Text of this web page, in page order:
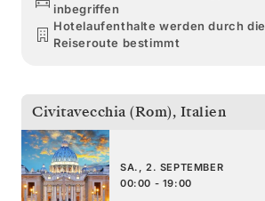
inbegriffen
Hotelaufenthalte werden durch die
Reiseroute bestimmt
Civitavecchia (Rom), Italien
SA., 2. SEPTEMBER
00:00 - 19:00